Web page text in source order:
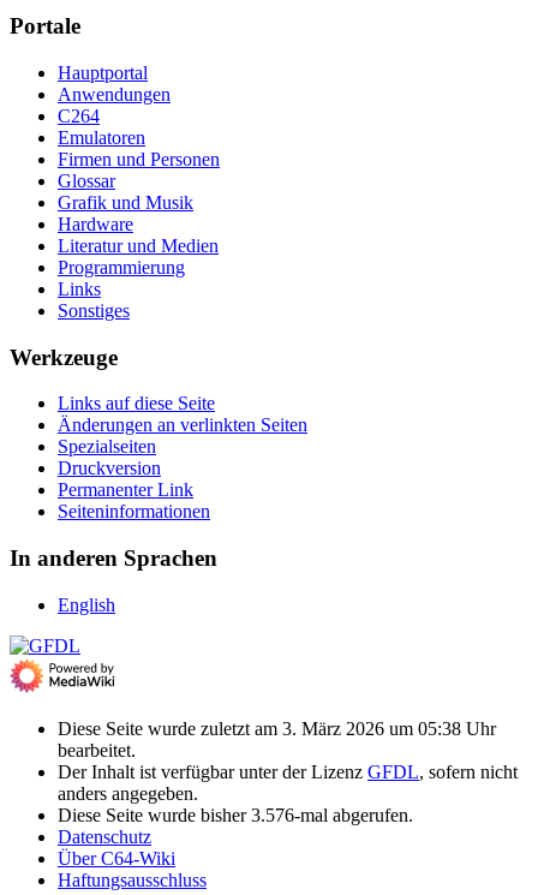
Portale
Hauptportal
Anwendungen
C264
Emulatoren
Firmen und Personen
Glossar
Grafik und Musik
Hardware
Literatur und Medien
Programmierung
Links
Sonstiges
Werkzeuge
Links auf diese Seite
Änderungen an verlinkten Seiten
Spezialseiten
Druckversion
Permanenter Link
Seiten­­informationen
In anderen Sprachen
English
Diese Seite wurde zuletzt am 3. März 2026 um 05:38 Uhr
bearbeitet.
Der Inhalt ist verfügbar unter der Lizenz GFDL, sofern nicht
anders angegeben.
Diese Seite wurde bisher 3.576-mal abgerufen.
Datenschutz
Über C64-Wiki
Haftungsausschluss